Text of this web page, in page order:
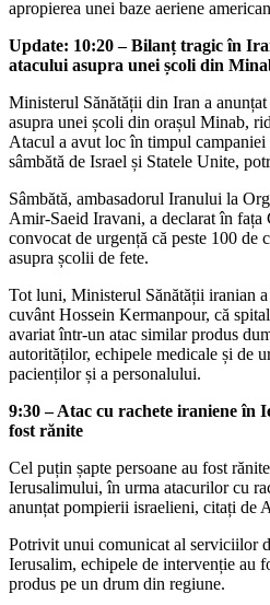
apropierea unei baze aeriene
Update: 10:20 – Bilanț tragic în
atacului asupra unei școli din
Ministerul Sănătății din Iran a
asupra unei școli din orașul Minab,
Atacul a avut loc în timpul campaniei
sâmbătă de Israel și Statele Unite,
Sâmbătă, ambasadorul Iranului la
Amir-Saeid Iravani, a declarat în fața
convocat de urgență că peste 100 de
asupra școlii de fete.
Tot luni, Ministerul Sănătății iranian
cuvânt Hossein Kermanpour, că
avariat într-un atac similar produs
autorităților, echipele medicale și de
pacienților și a personalului.
9:30 – Atac cu rachete iraniene în
fost rănite
Cel puțin șapte persoane au fost
Ierusalimului, în urma atacurilor cu
anunțat pompierii israelieni, citați de
Potrivit unui comunicat al serviciilor
Ierusalim, echipele de intervenție au
produs pe un drum din regiune.